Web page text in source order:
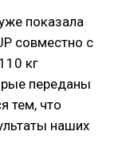
показала
совместно с
кг
переданы
тем, что
наших